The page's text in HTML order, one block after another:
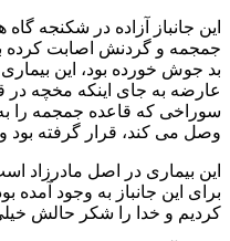
این جانباز آزاده در شکنجه‌
جمجمه و گردنش اصابت کرده
بد جوش خورده بود، این
عارضه به‌ جای اینکه مخچه در
سوراخی که قاعده جمجمه را
وصل می‌ کند، قرار گرفته بود
این بیماری در اصل مادرزاد
برای این جانباز به وجود
کردیم و خدا را شکر حالش